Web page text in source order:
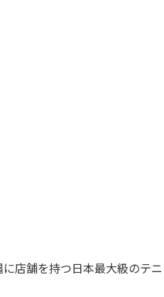
店舗を持つ日本最大級のテニ